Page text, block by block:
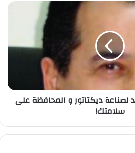
لصناعة ديكتاتور و المحافظة على
سلامتك!